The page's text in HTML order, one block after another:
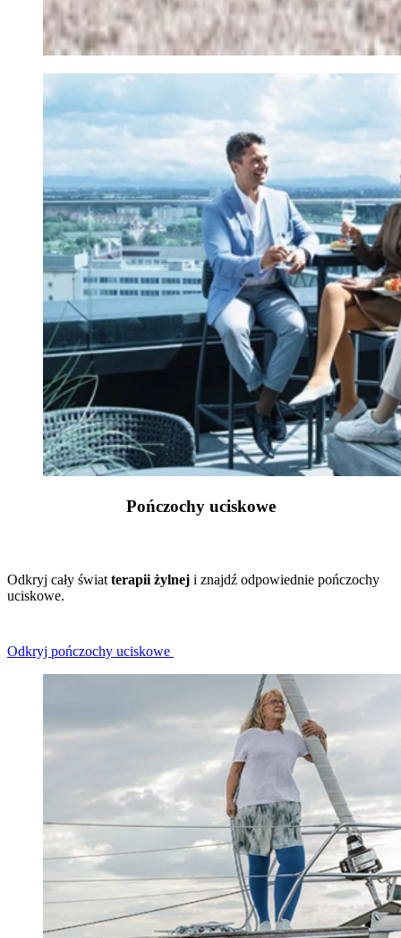
Pończochy uciskowe
Odkryj cały świat terapii żylnej i znajdź odpowiednie pończochy
uciskowe.
Odkryj pończochy uciskowe